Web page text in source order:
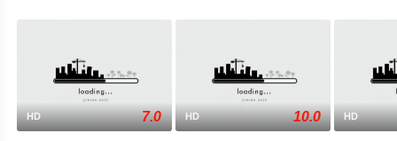
HD 7.0 HD 10.0 HD